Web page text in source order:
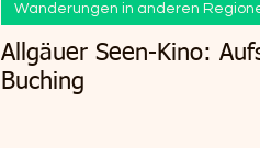
Allgäuer Seen-Kino:
Buching
Wanderungen in anderen